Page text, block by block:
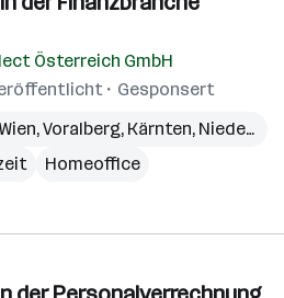
Österreich GmbH
Gesponsert
Wien,Voralberg, Kärnten, Niederösterreich
Homeoffice